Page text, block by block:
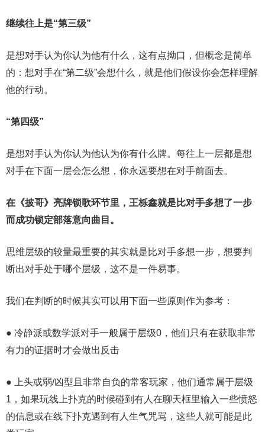
继续往上是“第三级”
是想对手认为你认为他有什么，这有点拗口，但概念是简单
的：想对手在“第二级”会想什么，就是他们假设你会怎样理解
他的行动。
“第四级”
是想对手认为你认为他认为你有什么牌。每往上一层都是想
对手在下面一层会怎么想，你永远要想在对手前面去。
在《披哥》亮牌锁歌环节里，王栎鑫就是比对手多想了一步
而成功锁定部落意向曲目。
思维层级的较量最重要的其实就是比对手多想一步，想要判
断出对手处于哪个层级，这不是一件易事。
我们在判断的时候其实可以用下面一些原则作为参考：
● 冷静派或数学派对手一般属于层级0，他们只有在获取非常
有力的证据时才会做出反击
● 上头或弱/凶型且非常自负的常客玩家，他们通常属于层级
1，如果玩线上扑克的时候碰到有人在聊天框里输入一些愤怒
的信息或在线下扑克遇到有人生气咒骂，这些人就可能是此